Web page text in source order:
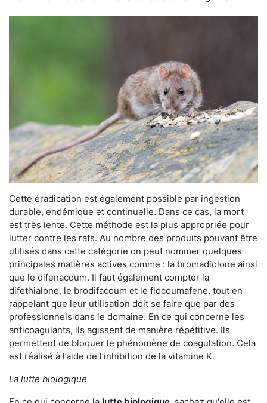
Cette éradication est également possible par ingestion
durable, endémique et continuelle. Dans ce cas, la mort
est très lente. Cette méthode est la plus appropriée pour
lutter contre les rats. Au nombre des produits pouvant être
utilisés dans cette catégorie on peut nommer quelques
principales matières actives comme : la bromadiolone ainsi
que le difenacoum. Il faut également compter la
difethialone, le brodifacoum et le flocoumafene, tout en
rappelant que leur utilisation doit se faire que par des
professionnels dans le domaine. En ce qui concerne les
anticoagulants, ils agissent de manière répétitive. Ils
permettent de bloquer le phénomène de coagulation. Cela
est réalisé à l’aide de l’inhibition de la vitamine K.
La lutte biologique